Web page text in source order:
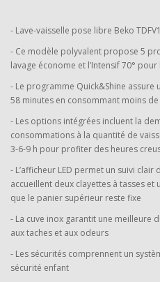
- Lave-vaisselle pose libre Beko
- Ce modèle polyvalent propose 5
lavage économe et l’Intensif 70°
- Le programme Quick&Shine assure
58 minutes en consommant moins de
- Les options intégrées incluent la
consommations à la quantité de
3-6-9 h pour profiter des heures
- L’afficheur LED permet un suivi
accueillent deux clayettes à tasses
que le panier supérieur reste fixe
- La cuve inox garantit une meilleure
aux taches et aux odeurs
- Les sécurités comprennent un
sécurité enfant